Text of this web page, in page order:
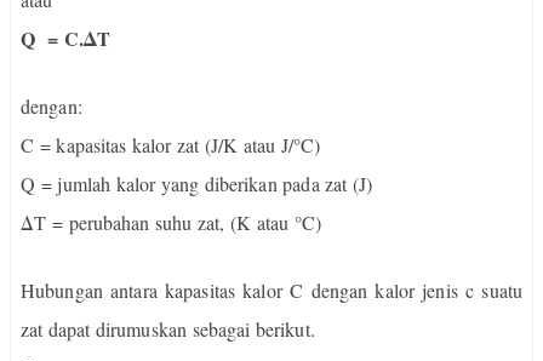
Q = C.ΔT
dengan:
C = kapasitas kalor zat (J/K atau J/°C)
Q = jumlah kalor yang diberikan pada zat (J)
ΔT = perubahan suhu zat, (K atau °C)
Hubungan antara kapasitas kalor C dengan kalor jenis c suatu
zat dapat dirumuskan sebagai berikut.